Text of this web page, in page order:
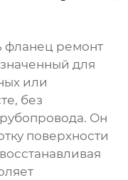
фланец ремонт
для
или
без
Он
поверхности